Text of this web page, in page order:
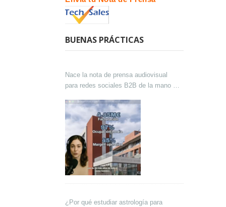
BUENAS PRÁCTICAS
Nace la nota de prensa audiovisual
para redes sociales B2B de la mano de
¿Por qué estudiar astrología para